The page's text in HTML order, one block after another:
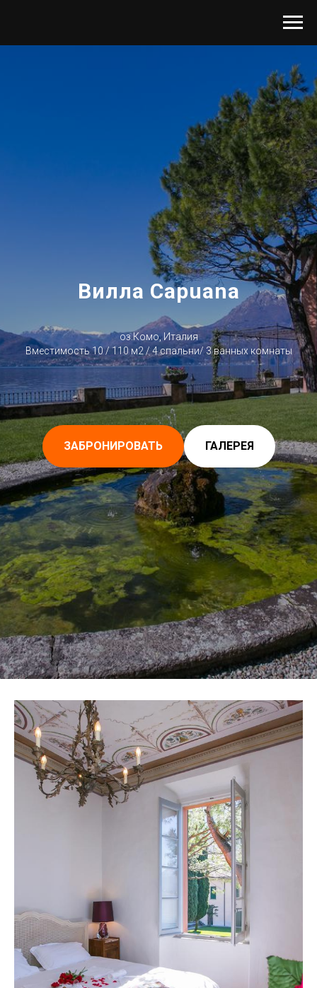
Вилла Capuana
оз.Комо, Италия
Вместимость 10 / 110 м2 / 4 спальни/ 3 ванных комнаты
ЗАБРОНИРОВАТЬ ГАЛЕРЕЯ